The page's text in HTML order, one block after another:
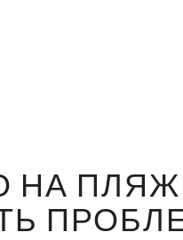
НА
ПЛЯЖЕ,
КАК
НА